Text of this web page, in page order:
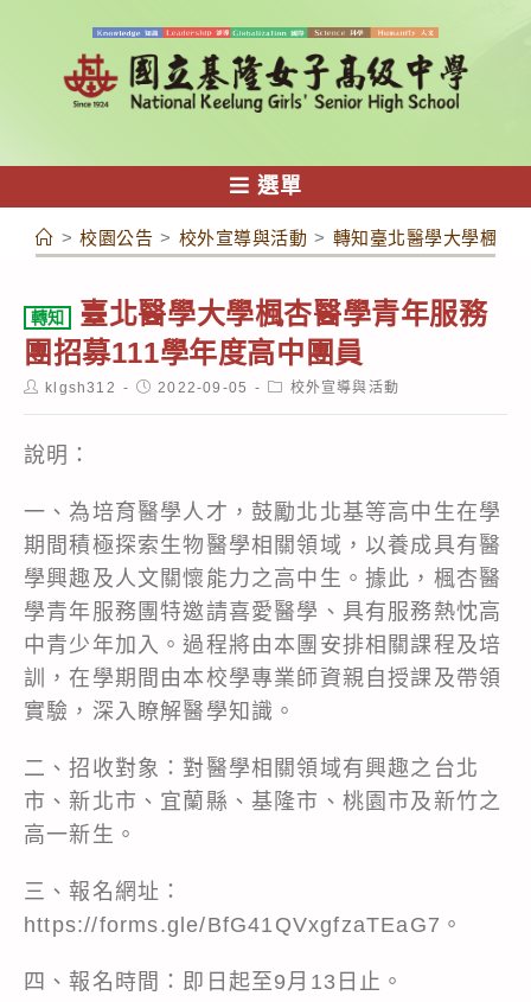
容
選單
> 校園公告 > 校外宣導與活動 > 轉知臺北醫學大學楓杏
轉知
臺北醫學大學楓杏醫學青年服務
團招募111學年度高中團員
Postklgsh312
Post2022-09-05
Post校外宣導與活動
說明：
一、為培育醫學人才，鼓勵北北基等高中生在學
期間積極探索生物醫學相關領域，以養成具有醫
學興趣及人文關懷能力之高中生。據此，楓杏醫
學青年服務團特邀請喜愛醫學、具有服務熱忱高
中青少年加入。過程將由本團安排相關課程及培
訓，在學期間由本校學專業師資親自授課及帶領
實驗，深入瞭解醫學知識。
二、招收對象：對醫學相關領域有興趣之台北
市、新北市、宜蘭縣、基隆市、桃園市及新竹之
高一新生。
三、報名網址：
https://forms.gle/BfG41QVxgfzaTEaG7。
四、報名時間：即日起至9月13日止。